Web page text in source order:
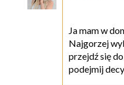
Ja mam w
Najgorzej
przejdź się
podejmij